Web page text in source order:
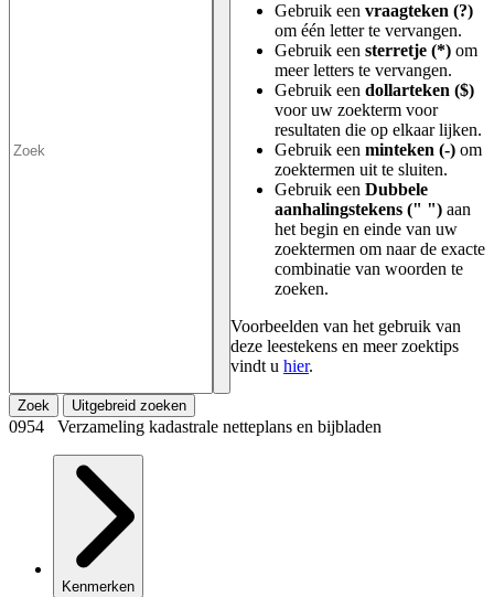
Gebruik een vraagteken (?)
om één letter te vervangen.
Gebruik een sterretje (*) om
meer letters te vervangen.
Gebruik een dollarteken ($)
voor uw zoekterm voor
resultaten die op elkaar lijken.
Gebruik een minteken (-) om
zoektermen uit te sluiten.
Gebruik een Dubbele
aanhalingstekens (" ") aan
het begin en einde van uw
zoektermen om naar de exacte
combinatie van woorden te
zoeken.
Voorbeelden van het gebruik van
deze leestekens en meer zoektips
vindt u hier.
Zoek Uitgebreid zoeken
0954 Verzameling kadastrale netteplans en bijbladen
Kenmerken